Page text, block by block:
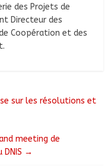
des Projets de
Directeur des
Coopération et des
sur les résolutions et
meeting de
→